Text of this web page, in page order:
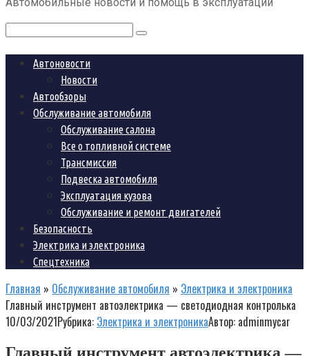
Поиск:
Автоновости
Новости
Автообзоры
Обслуживание автомобиля
Обслуживание салона
Все о топливной системе
Трансмиссия
Подвеска автомобиля
Эксплуатация кузова
Обслуживание и ремонт двигателей
Безопасность
Электрика и электроника
Спецтехника
Главная » Обслуживание автомобиля » Электрика и электроника
Главный инструмент автоэлектрика — светодиодная контролька
10/03/2021Рубрика: Электрика и электроникаАвтор: adminmycar